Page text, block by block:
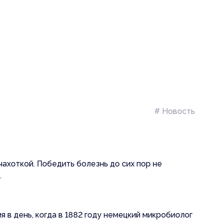
# Новость
Победить болезнь до сих пор не
день, когда в 1882 году немецкий микробиолог